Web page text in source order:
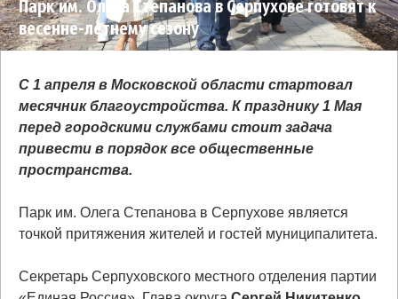
Парк им. Олега Степанова в Серпухове готовят к
весенне-летнему сезону
С 1 апреля в Московской области стартовал
месячник благоустройства. К празднику 1 Мая
перед городскими службами стоит задача
привести в порядок все общественные
пространства.
Парк им. Олега Степанова в Серпухове является
точкой притяжения жителей и гостей муниципалитета.
Секретарь Серпуховского местного отделения партии